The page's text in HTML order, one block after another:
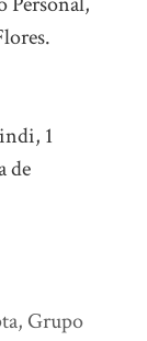
1
de
, Grupo